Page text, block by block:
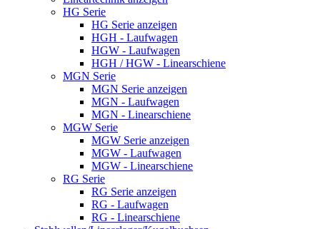
HG Serie
HG Serie anzeigen
HGH - Laufwagen
HGW - Laufwagen
HGH / HGW - Linearschiene
MGN Serie
MGN Serie anzeigen
MGN - Laufwagen
MGN - Linearschiene
MGW Serie
MGW Serie anzeigen
MGW - Laufwagen
MGW - Linearschiene
RG Serie
RG Serie anzeigen
RG - Laufwagen
RG - Linearschiene